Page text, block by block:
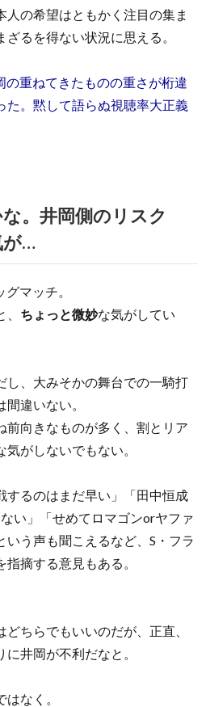
人の希望はともかく注目の集ま
るを得ない状況に思える。
の重ねてきたものの重さが桁違
た。黙して語らぬ視聴率大正義
。井岡側のリスク
が…
マッチ。
ちょっと微妙な気がしてい
し、大みそかの舞台での一騎打
違いない。
前向きなものが多く、割とリア
がしないでもない。
するのはまだ早い」「田中恒成
い」「せめてロマゴンorヤファ
う声も聞こえるなど、S・フラ
摘する意見もある。
ちらでもいいのだが、正直、
井岡が不利だなと。
なく。